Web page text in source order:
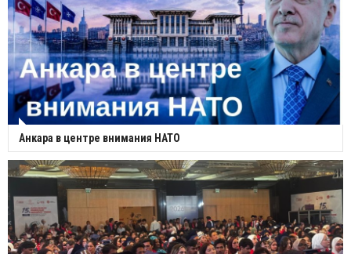
Анкара в центре внимания НАТО